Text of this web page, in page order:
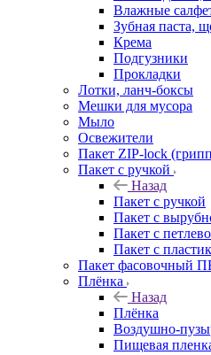
Влажные
Зубная паста,
Крема
Подгузники
Прокладки
Лотки, ланч-боксы
Мешки для мусора
Мыло
Освежители
Пакет ZIP-lock
Пакет с ручкой
Назад
Пакет с ручкой
Пакет с
Пакет с
Пакет с
Пакет фасовочный
Плёнка
Назад
Плёнка
Воздушно-
Пищевая